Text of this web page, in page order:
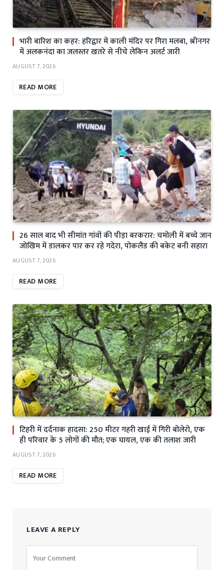
भारी बारिश का कहर: हरिद्वार में काली मंदिर पर गिरा मलबा, श्रीनगर
में अलकनंदा का जलस्तर खतरे से नीचे लेकिन अलर्ट जारी
AUGUST 7, 2026
READ MORE
26 साल बाद भी सीमांत गांवों की पीड़ा बरकरार: चमोली में बच्चे जान
जोखिम में डालकर पार कर रहे गदेरा, पोकलैंड की बकेट बनी सहारा
AUGUST 7, 2026
READ MORE
टिहरी में दर्दनाक हादसा: 250 मीटर गहरी खाई में गिरी बोलेरो, एक
ही परिवार के 5 लोगों की मौत; एक घायल, एक की तलाश जारी
AUGUST 7, 2026
READ MORE
LEAVE A REPLY